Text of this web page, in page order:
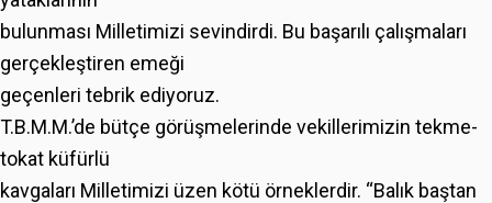
bulunması Milletimizi sevindirdi. Bu başarılı çalışmaları
gerçekleştiren emeği
geçenleri tebrik ediyoruz.
T.B.M.M.’de bütçe görüşmelerinde vekillerimizin tekme-
tokat küfürlü
kavgaları Milletimizi üzen kötü örneklerdir. “Balık baştan